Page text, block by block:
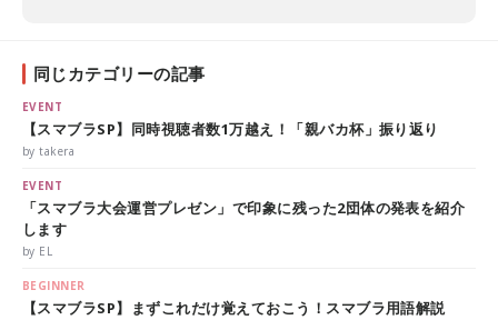
同じカテゴリーの記事
EVENT
【スマブラSP】同時視聴者数1万越え！「親バカ杯」振り返り
by takera
EVENT
「スマブラ大会運営プレゼン」で印象に残った2団体の発表を紹介
します
by EL
BEGINNER
【スマブラSP】まずこれだけ覚えておこう！スマブラ用語解説